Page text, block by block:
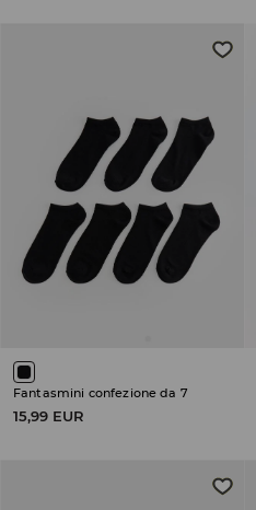
Fantasmini confezione da 7
15,99 EUR